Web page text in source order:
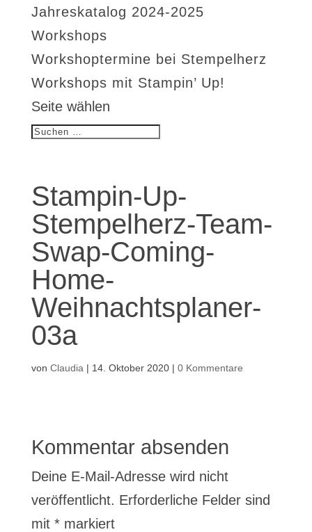
Jahreskatalog 2024-2025
Workshops
Workshoptermine bei Stempelherz
Workshops mit Stampin’ Up!
Seite wählen
Stampin-Up-
Stempelherz-Team-
Swap-Coming-
Home-
Weihnachtsplaner-
03a
von Claudia | 14. Oktober 2020| 0 Kommentare
Kommentar absenden
Deine E-Mail-Adresse wird nicht
veröffentlicht. Erforderliche Felder sind
mit *markiert